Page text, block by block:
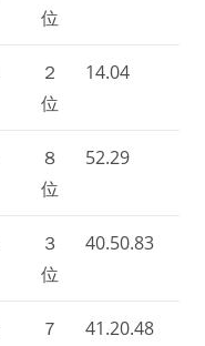
位
２
位
14.04
８
位
52.29
３
位
40.50.83
７
41.20.48